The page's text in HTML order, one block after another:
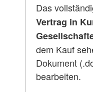
Das
Vertrag in
dem Kauf
Dokument
bearbeiten.